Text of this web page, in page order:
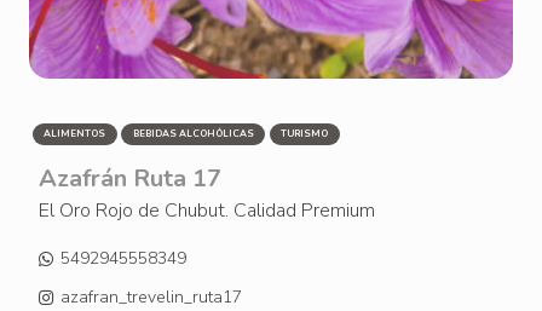
ALIMENTOS BEBIDAS ALCOHÓLICAS TURISMO
Azafrán Ruta 17
El Oro Rojo de Chubut. Calidad Premium
5492945558349
azafran_trevelin_ruta17